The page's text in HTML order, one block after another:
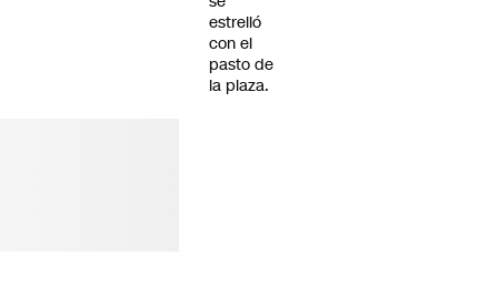
estrelló
con el
pasto de
la plaza.